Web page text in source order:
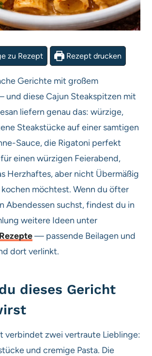
zu Rezept Rezept drucken
Gerichte mit großem
und diese Cajun Steakspitzen mit
liefern genau das: würzige,
Steakstücke auf einer samtigen
Sauce, die Rigatoni perfekt
einen würzigen Feierabend,
Herzhaftes, aber nicht Übermäßig
möchtest. Wenn du öfter
Abendessen suchst, findest du in
weitere Ideen unter
— passende Beilagen und
dort verlinkt.
dieses Gericht
verbindet zwei vertraute Lieblinge:
und cremige Pasta. Die